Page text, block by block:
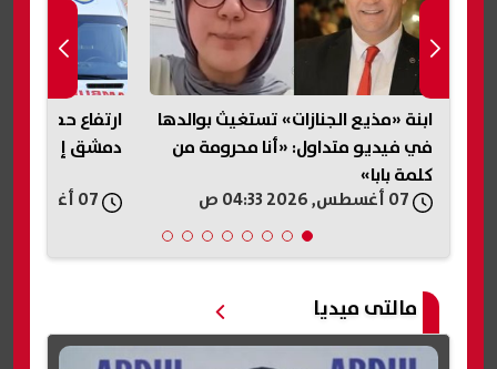
ابنة «مذيع الجنازات» تستغيث بوالدها
في فيديو متداول: «أنا محرومة من
كلمة بابا»
ارتفاع حصيلة
دمشق إلى قتيلين
مالتى ميديا